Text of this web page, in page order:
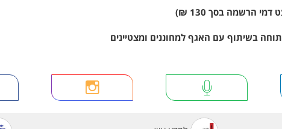
הרשמה בסך 130 ₪)
בשיתוף עם האגף למחוננים ומצטיינים